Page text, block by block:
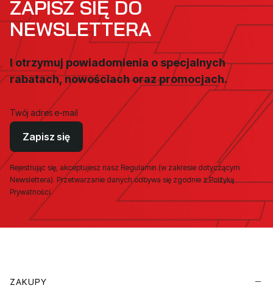
ZAPISZ SIĘ DO
NEWSLETTERA
I otrzymuj powiadomienia o specjalnych
rabatach, nowościach oraz promocjach.
Twój adres e-mail
Zapisz się
Rejestrując się, akceptujesz nasz Regulamin (w zakresie dotyczącym
Newslettera). Przetwarzanie danych odbywa się zgodnie z Polityką
Prywatności.
ZAKUPY